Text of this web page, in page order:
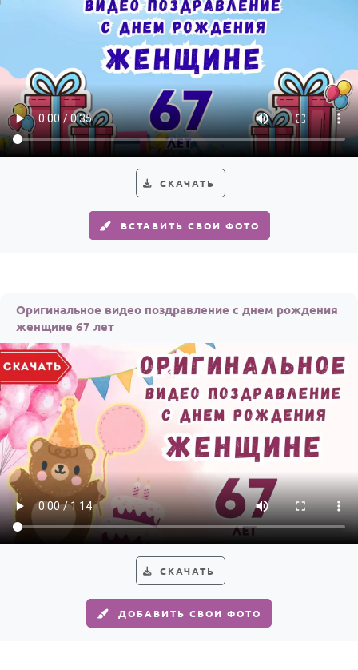
СКАЧАТЬ
ВСТАВИТЬ СВОИ ФОТО
Оригинальное видео поздравление с днем рождения
женщине 67 лет
СКАЧАТЬ
ДОБАВИТЬ СВОИ ФОТО